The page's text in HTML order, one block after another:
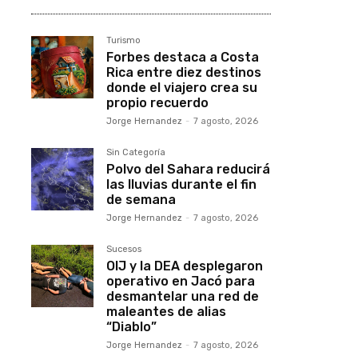
Turismo
Forbes destaca a Costa
Rica entre diez destinos
donde el viajero crea su
propio recuerdo
Jorge Hernandez - 7 agosto, 2026
Sin Categoría
Polvo del Sahara reducirá
las lluvias durante el fin
de semana
Jorge Hernandez - 7 agosto, 2026
Sucesos
OIJ y la DEA desplegaron
operativo en Jacó para
desmantelar una red de
maleantes de alias
“Diablo”
Jorge Hernandez - 7 agosto, 2026